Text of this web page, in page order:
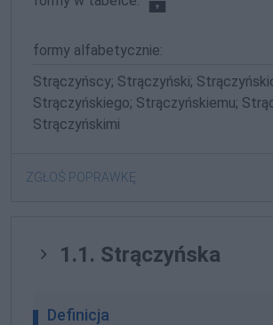
formy alfabetycznie:
Strączyńscy; Strączyński;
Strączyńskiego; Strączyńskiemu;
Strączyńskimi
ZGŁOŚ POPRAWKĘ
1.1. Strączyńska
Definicja